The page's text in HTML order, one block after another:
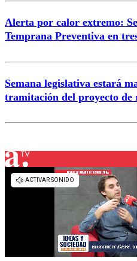
Alerta por calor extremo:
Temprana Preventiva en
Semana legislativa estará
tramitación del proyecto de